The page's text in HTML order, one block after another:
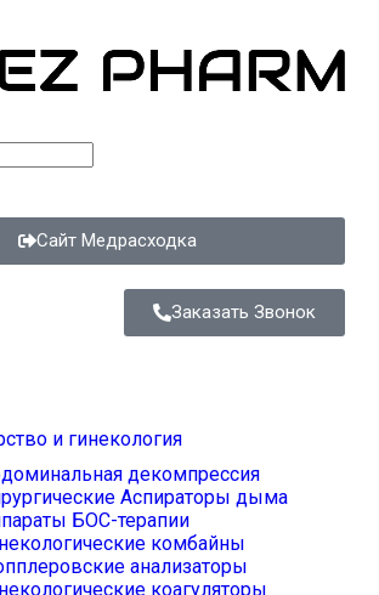
Сайт Медрасходка
Заказать Звонок
и гинекология
декомпрессия
Аспираторы дыма
БОС-терапии
комбайны
анализаторы
коагуляторы